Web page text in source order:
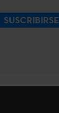
SUSCRIBIRSE